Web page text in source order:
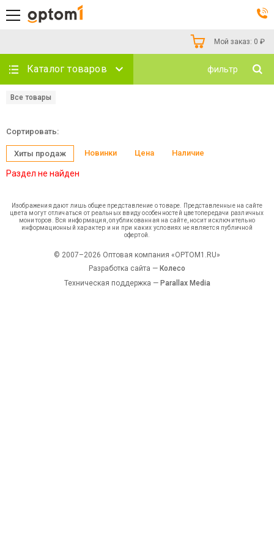
Мой заказ: 0 ₽
Каталог товаров фильтр
Все товары
Сортировать:
Хиты продаж Новинки Цена Наличие
Раздел не найден
Изображения дают лишь общее представление о товаре. Представленные на сайте
цвета могут отличаться от реальных ввиду особенностей цветопередачи различных
мониторов. Вся информация, опубликованная на сайте, носит исключительно
информационный характер и ни при каких условиях не является публичной
офертой.
© 2007–2026 Оптовая компания «OPTOM1.RU»
Разработка сайта — Колесо
Техническая поддержка — Parallax Media